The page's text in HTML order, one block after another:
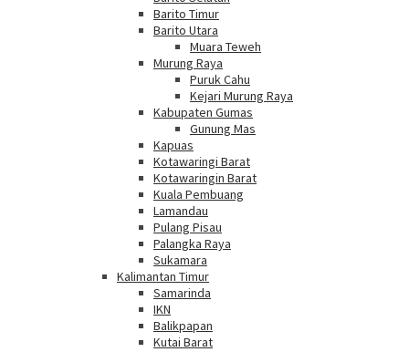
Barito Timur
Barito Utara
Muara Teweh
Murung Raya
Puruk Cahu
Kejari Murung Raya
Kabupaten Gumas
Gunung Mas
Kapuas
Kotawaringi Barat
Kotawaringin Barat
Kuala Pembuang
Lamandau
Pulang Pisau
Palangka Raya
Sukamara
Kalimantan Timur
Samarinda
IKN
Balikpapan
Kutai Barat